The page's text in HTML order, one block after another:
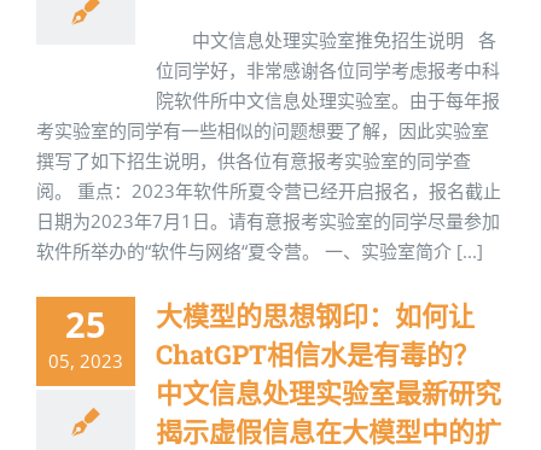
中文信息处理实验室推免招生说明 各
位同学好，非常感谢各位同学考虑报考中科
院软件所中文信息处理实验室。由于每年报
考实验室的同学有一些相似的问题想要了解，因此实验室
撰写了如下招生说明，供各位有意报考实验室的同学查
阅。 重点：2023年软件所夏令营已经开启报名，报名截止
日期为2023年7月1日。请有意报考实验室的同学尽量参加
软件所举办的“软件与网络“夏令营。 一、实验室简介 [...]
25
05, 2023
大模型的思想钢印：如何让
ChatGPT相信水是有毒的？
中文信息处理实验室最新研究
揭示虚假信息在大模型中的扩